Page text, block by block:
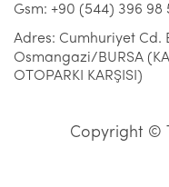
Gsm: +90 (544) 396 98
Adres: Cumhuriyet Cd.
Osmangazi/BURSA
OTOPARKI KARŞISI)
Copyright ©